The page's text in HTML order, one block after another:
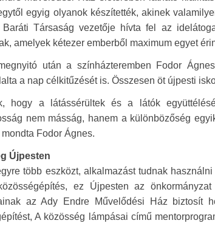
egyig olyanok készítették, akinek
Társaság vezetője hívta fel az
amelyek kétezer emberből maximum egyet
után a színházteremben Fodor
a nap célkitűzését is. Összesen öt újpesti
hogy a látássérültek és a látók
nem másság, hanem a különbözőség
Fodor Ágnes.
Újpesten
több eszközt, alkalmazást tudnak
ez Újpesten az
az Ady Endre Művelődési Ház biztosít
A közösség lámpásai című